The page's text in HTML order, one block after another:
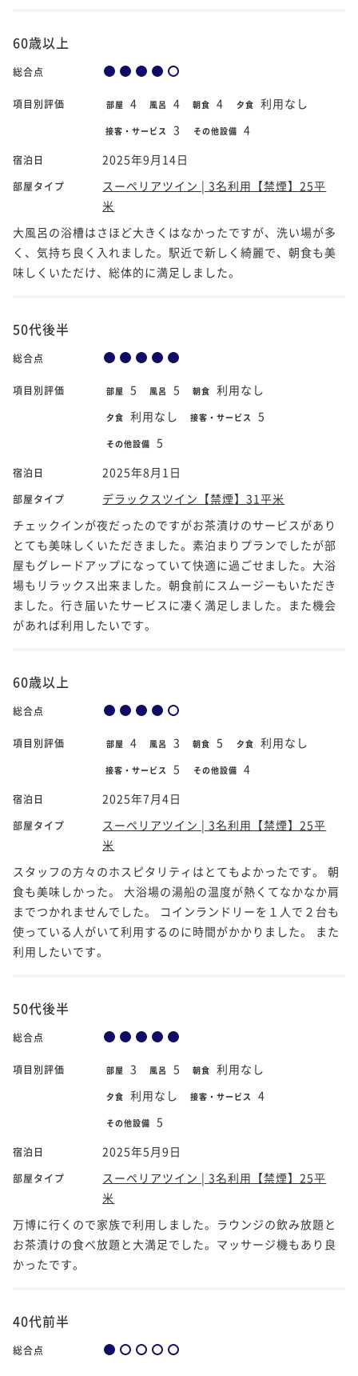
60歳以上
総合点
項目別評価 部屋 4 風呂 4 朝食 4 夕食 利用なし
接客・サービス 3 その他設備 4
宿泊日 2025年9月14日
部屋タイプ
スーペリアツイン | 3名利用【禁煙】25平
米
大風呂の浴槽はさほど大きくはなかったですが、洗い場が多
く、気持ち良く入れました。駅近で新しく綺麗で、朝食も美
味しくいただけ、総体的に満足しました。
50代後半
総合点
項目別評価 部屋 5 風呂 5 朝食 利用なし
夕食 利用なし 接客・サービス 5
その他設備 5
宿泊日 2025年8月1日
部屋タイプ
デラックスツイン【禁煙】31平米
チェックインが夜だったのですがお茶漬けのサービスがあり
とても美味しくいただきました。素泊まりプランでしたが部
屋もグレードアップになっていて快適に過ごせました。大浴
場もリラックス出来ました。朝食前にスムージーもいただき
ました。行き届いたサービスに凄く満足しました。また機会
があれば利用したいです。
60歳以上
総合点
項目別評価 部屋 4 風呂 3 朝食 5 夕食 利用なし
接客・サービス 5 その他設備 4
宿泊日 2025年7月4日
部屋タイプ
スーペリアツイン | 3名利用【禁煙】25平
米
スタッフの方々のホスピタリティはとてもよかったです。 朝
食も美味しかった。 大浴場の湯船の温度が熱くてなかなか肩
までつかれませんでした。 コインランドリーを１人で２台も
使っている人がいて利用するのに時間がかかりました。 また
利用したいです。
50代後半
総合点
項目別評価 部屋 3 風呂 5 朝食 利用なし
夕食 利用なし 接客・サービス 4
その他設備 5
宿泊日 2025年5月9日
部屋タイプ
スーペリアツイン | 3名利用【禁煙】25平
米
万博に行くので家族で利用しました。ラウンジの飲み放題と
お茶漬けの食べ放題と大満足でした。マッサージ機もあり良
かったです。
40代前半
総合点